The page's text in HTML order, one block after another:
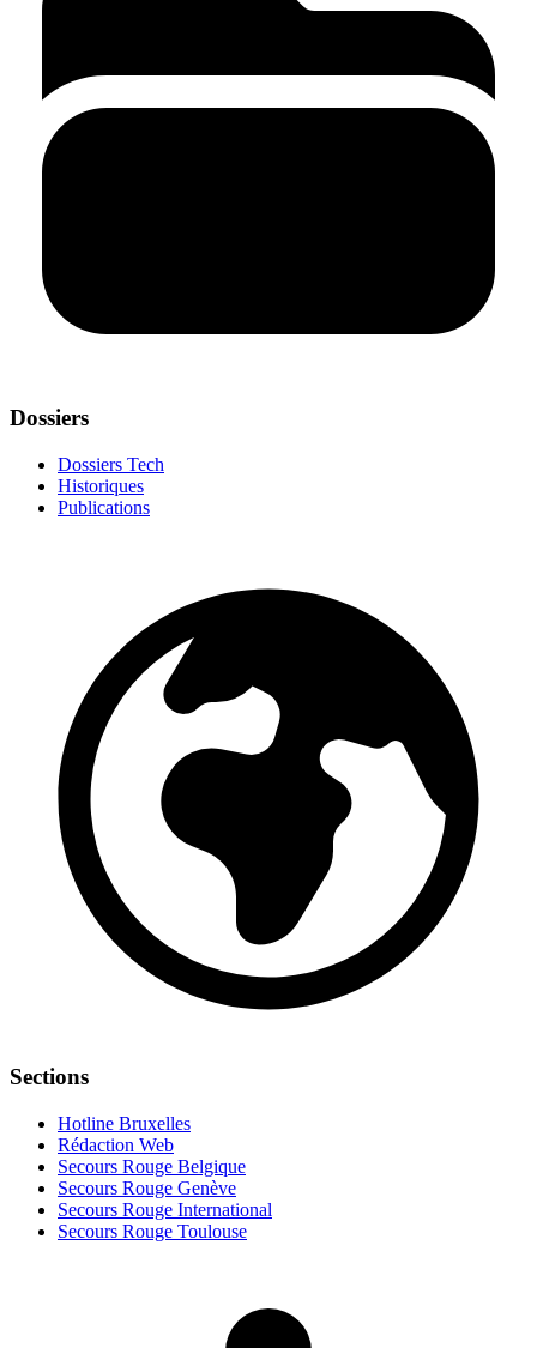
Dossiers
Dossiers Tech
Historiques
Publications
Sections
Hotline Bruxelles
Rédaction Web
Secours Rouge Belgique
Secours Rouge Genève
Secours Rouge International
Secours Rouge Toulouse